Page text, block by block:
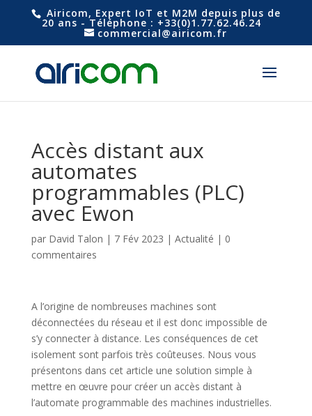
Airicom, Expert IoT et M2M depuis plus de
20 ans - Téléphone : +33(0)1.77.62.46.24
commercial@airicom.fr
Accès distant aux
automates
programmables (PLC)
avec Ewon
par David Talon | 7 Fév 2023 | Actualité | 0
commentaires
A l’origine de nombreuses machines sont
déconnectées du réseau et il est donc impossible de
s’y connecter à distance. Les conséquences de cet
isolement sont parfois très coûteuses. Nous vous
présentons dans cet article une solution simple à
mettre en œuvre pour créer un accès distant à
l’automate programmable des machines industrielles.